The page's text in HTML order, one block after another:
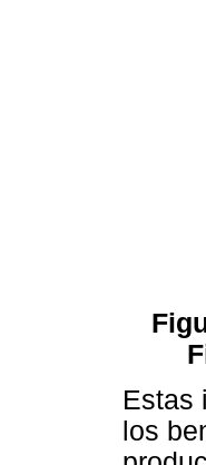
Estas
los